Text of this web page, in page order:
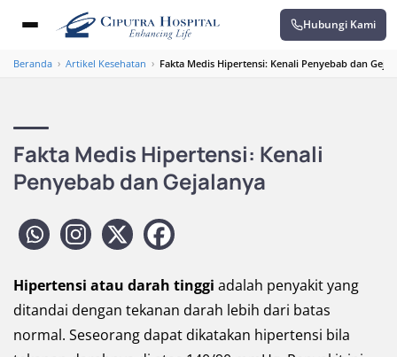
Hubungi Kami
Beranda › Artikel Kesehatan › Fakta Medis Hipertensi: Kenali Penyebab dan
Fakta Medis Hipertensi: Kenali
Penyebab dan Gejalanya
Hipertensi atau darah tinggi adalah penyakit yang
ditandai dengan tekanan darah lebih dari batas
normal. Seseorang dapat dikatakan hipertensi bila